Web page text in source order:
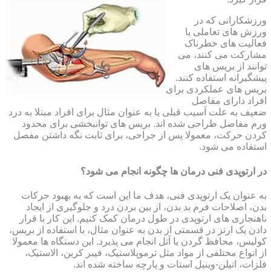
ورزشکارانی که در
ورزش های تعاملی یا
فعالیت های خطرناک
مشارکت می کنند، می
توانند از بریس های
پیشگیرانه استفاده کنند.
بریس های عملکردی برای
افراد دارای مفاصل
ضعیف به علت آسیب قبلی یا به عنوان مثال برای افراد مبتلا به درد
ورم مفاصل طراحی شده اند. بریس های توانبخشی برای محدود
کردن حرکت، معمولا پس از جراحی، برای ثابت نگه داشتن مفصل
استفاده می شود.
در ارتوپدی فنی درمان ها چگونه انجام می شود؟
به عنوان یک ارتوپدی فنی، هدف ما این است که به بهبود حرکات
بدن، اصلاحات فرم بد بدن، از بین بردن درد و جلوگیری از ایجاد
ناهنجاری های ارتوپدی در طول درمان کمک کنیم. این کار با قرار
دادن یک ارتز در قسمتی از بدن به عنوان مثال، با استفاده از بریس،
کولیس، محافظ گردن یا آتل انجام می پذیرد. این دستگاه ها معمولا
از انواع مختلفی از مواد مثل ترموپلاستیک، فیبر کربن، الاستیک،
فلزات، اتیلن-وینیل استات و پارچه ساخته شده اند.